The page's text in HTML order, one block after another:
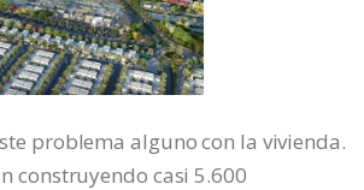
problema alguno con la vivienda.
construyendo casi 5.600